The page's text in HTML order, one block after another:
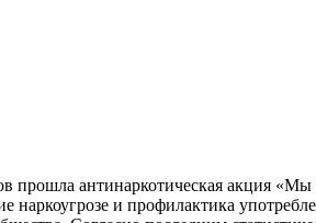
прошла антинаркотическая акция
и профилактика